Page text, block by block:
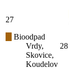
27
Bioodpad
Vrdy,
Skovice,
Koudelov
28